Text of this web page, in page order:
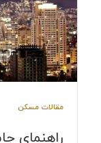
مقالات مسکن
راهنمای